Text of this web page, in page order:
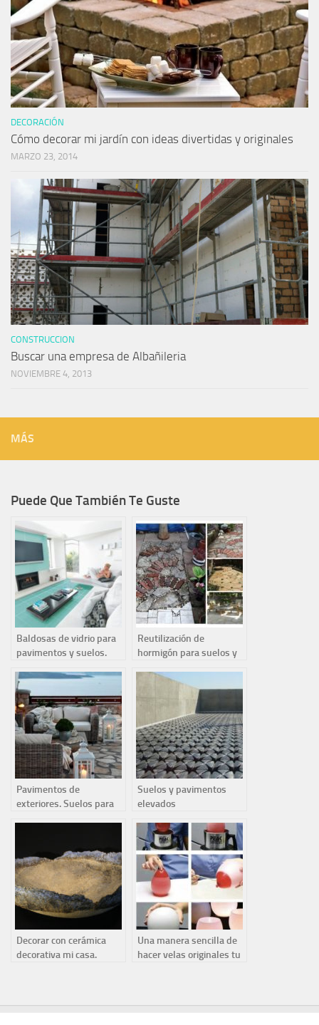
DECORACIÓN
Cómo decorar mi jardín con ideas divertidas y originales
MARZO 23, 2014
CONSTRUCCION
Buscar una empresa de Albañileria
NOVIEMBRE 4, 2013
MÁS
Puede Que También Te Guste
Baldosas de vidrio para
pavimentos y suelos.
Reutilización de
hormigón para suelos y
Pavimentos de
exteriores. Suelos para
Suelos y pavimentos
elevados
Decorar con cerámica
decorativa mi casa.
Una manera sencilla de
hacer velas originales tu